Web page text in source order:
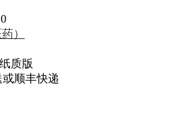
）
质版
或顺丰快递